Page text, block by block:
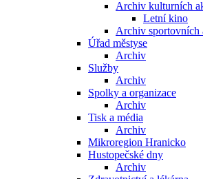
Archiv kulturních
Letní kino
Archiv sportovních
Úřad městyse
Archiv
Služby
Archiv
Spolky a organizace
Archiv
Tisk a média
Archiv
Mikroregion Hranicko
Hustopečské dny
Archiv